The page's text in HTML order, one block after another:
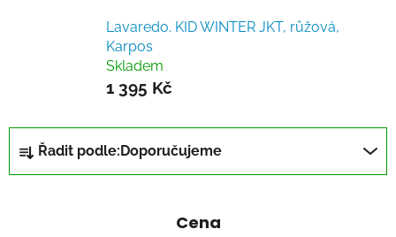
Lavaredo. KID WINTER JKT, růžová,
Karpos
Skladem
1 395 Kč
Ř
a
z
Řadit podle: Doporučujeme
Cena